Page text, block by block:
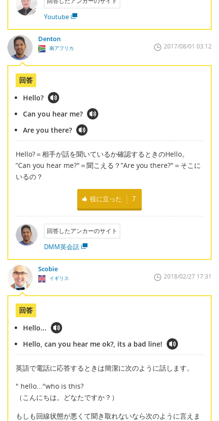
Youtube
Denton
南アフリカ 2017/08/01 03:12
回答
Hello?
Can you hear me?
Are you there?
Hello?＝相手が話を聞いているか確認するときのHello。
”Can you hear me?"＝聞こえる？”Are you there?"＝そこに
いるの？
役に立った 7
回答したアンカーのサイト
DMM英会話
Scobie
イギリス 2018/02/27 17:31
回答
Hello...
Hello, can you hear me ok?, its a bad line!
英語で電話に応答するときは簡潔に次のように話します。
" hello..."who is this?
（こんにちは。どなたですか？）
もしも回線状態が悪くて聞き取れないなら次のように言えま